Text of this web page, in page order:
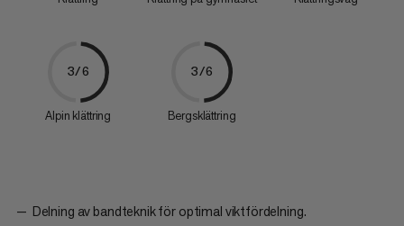
3/6
Alpin klättring
3/6
Bergsklättring
Delning av bandteknik för optimal viktfördelning.